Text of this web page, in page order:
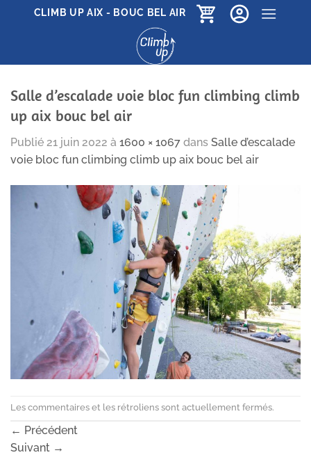
PasserCLIMB UP AIX - BOUC BEL AIR
Salle d’escalade voie bloc fun climbing climb
up aix bouc bel air
Publié 21 juin 2022 à 1600 × 1067 dans Salle d’escalade
voie bloc fun climbing climb up aix bouc bel air
Les commentaires et les rétroliens sont actuellement fermés.
← Précédent
Suivant →